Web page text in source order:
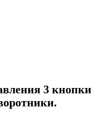
3 кнопки